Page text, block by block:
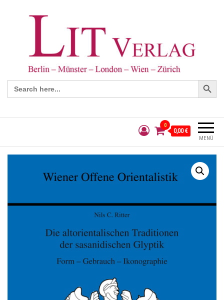
Search
for:
Search Button
MENÜ
0
0,00 €